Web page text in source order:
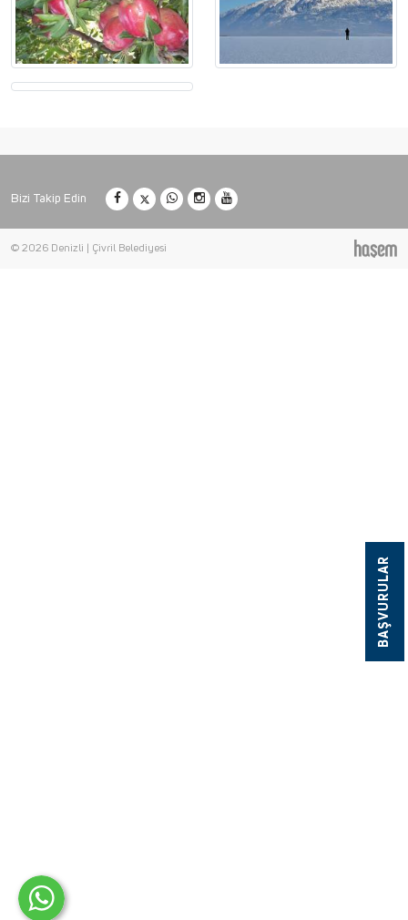
BAŞVURULAR
Bizi Takip Edin
© 2026 Denizli | Çivril Belediyesi